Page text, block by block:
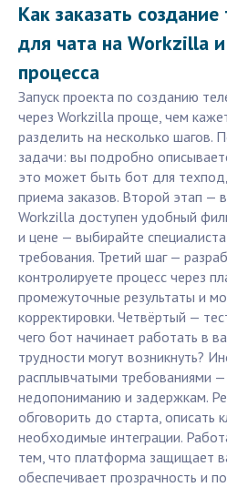
Как заказать
для чата на Workzilla
процесса
Запуск проекта по созданию
через Workzilla проще, чем
разделить на несколько шагов.
задачи: вы подробно
это может быть бот для
приема заказов. Второй этап —
Workzilla доступен удобный
и цене — выбирайте
требования. Третий шаг —
контролируете процесс через
промежуточные результаты и
корректировки. Четвёртый —
чего бот начинает работать в
трудности могут возникнуть?
расплывчатыми требованиями
недопониманию и задержкам.
обговорить до старта, описать
необходимые интеграции.
тем, что платформа защищает
обеспечивает прозрачность и